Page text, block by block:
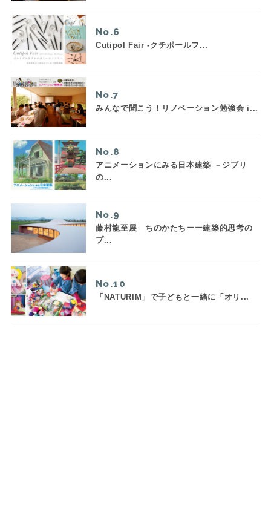
No.
Cutipol Fair -クチポールフ...
No.
みんなで聞こう！リノベーション勉強会 i...
No.
アニメーションにみる日本建築 －ジブリ
の...
No.
藤村龍至展 ちのかたちーー建築的思考の
プ...
No.
「NATURIM」で子どもと一緒に「オリ...